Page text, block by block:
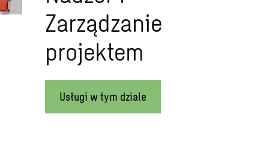
Zarządzanie
projektem
Usługi w tym dziale